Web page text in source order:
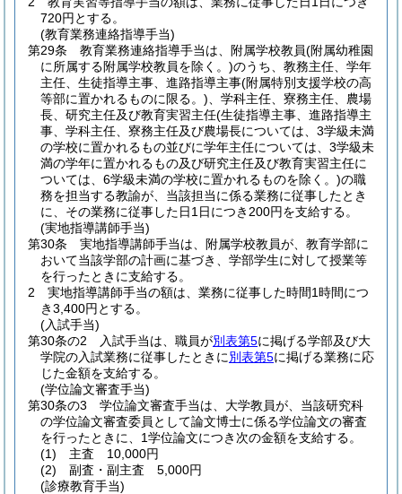
720円とする。
(教育業務連絡指導手当)
第29条
教育業務連絡指導手当は、附属学校教員(附属幼稚園
に所属する附属学校教員を除く。)のうち、教務主任、学年
主任、生徒指導主事、進路指導主事(附属特別支援学校の高
等部に置かれるものに限る。) 、学科主任、寮務主任、農場
長、研究主任及び教育実習主任(生徒指導主事、進路指導主
事、学科主任、寮務主任及び農場長については、3学級未満
の学校に置かれるもの並びに学年主任については、3学級未
満の学年に置かれるもの及び研究主任及び教育実習主任に
ついては、6学級未満の学校に置かれるものを除く。)の職
務を担当する教諭が、当該担当に係る業務に従事したとき
に、その業務に従事した日1日につき200円を支給する。
(実地指導講師手当)
第30条
実地指導講師手当は、附属学校教員が、教育学部に
おいて当該学部の計画に基づき、学部学生に対して授業等
を行ったときに支給する。
2
実地指導講師手当の額は、業務に従事した時間1時間につ
き3,400円とする。
(入試手当)
第30条の2
入試手当は、職員が別表第5に掲げる学部及び大
学院の入試業務に従事したときに別表第5に掲げる業務に応
じた金額を支給する。
(学位論文審査手当)
第30条の3
学位論文審査手当は、大学教員が、当該研究科
の学位論文審査委員として論文博士に係る学位論文の審査
を行ったときに、1学位論文につき次の金額を支給する。
(1)
主査 10,000円
(2)
副査・副主査 5,000円
(診療教育手当)